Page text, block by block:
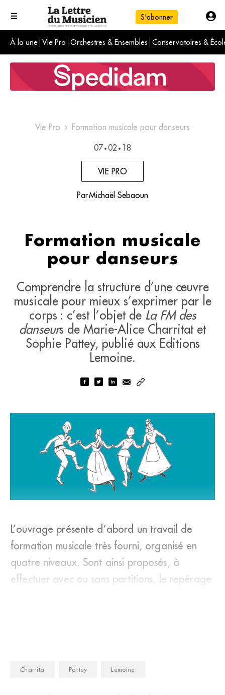
S'abonner
À la une Vie Pro Orchestres & Ensembles Conservatoires &
L'info du jour
Le numéro du mois
International
Vie Pro Formation musicale pour danseurs
07 • 02 • 18
VIE PRO
ParMichaël Sebaoun
Formation musicale
pour danseurs
Comprendre la structure d’une œuvre
musicale pour mieux s’exprimer par le
corps : c’est l’objet de La FM des
danseurs de Marie-Alice Charritat et
Sophie Pattey, publié aux Editions
Lemoine.
Une mini-encyclopédie des danses à travers le temps et
l’espace qui pourra être utile aux musiciens… non-
danseurs. (DR)
L’ouvrage présente d’abord un travail de
formation musicale très fourni, organisé en
quatre niveaux. Sont ainsi proposés, à
effectuer avec ou sans partitions, le repérage
Charrita Pattey Lemoine